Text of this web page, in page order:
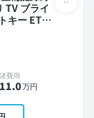
TV ブライ
キー ETC
諸費用
11.0万円